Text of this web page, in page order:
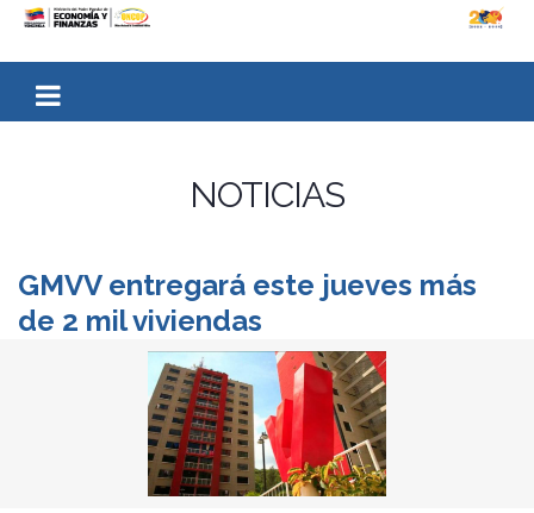
NOTICIAS
GMVV entregará este jueves más
de 2 mil viviendas